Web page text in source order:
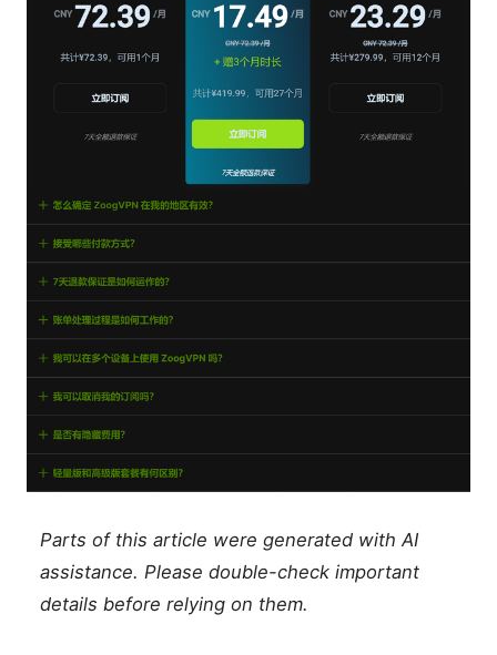
Parts of this article were generated with AI
assistance. Please double-check important
details before relying on them.